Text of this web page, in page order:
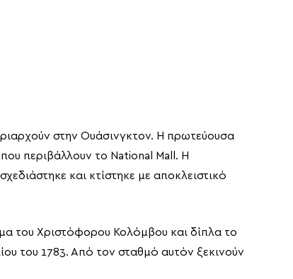
στην Ουάσινγκτον. Η πρωτεύουσα
περιβάλλουν το National Mall. Η
και κτίστηκε με αποκλειστικό
του Χριστόφορου Κολόμβου και δίπλα το
του 1783. Από τον σταθμό αυτόν ξεκινούν